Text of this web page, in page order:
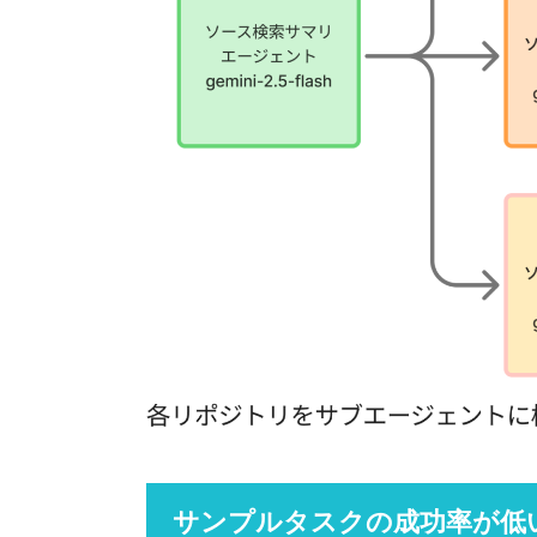
サンプルタスクの成功率が低